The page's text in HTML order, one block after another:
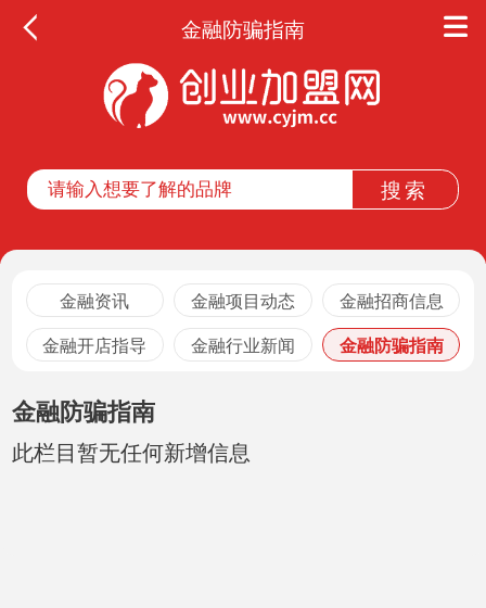
金融防骗指南
金融资讯 金融项目动态 金融招商信息
金融开店指导 金融行业新闻 金融防骗指南
金融防骗指南
此栏目暂无任何新增信息